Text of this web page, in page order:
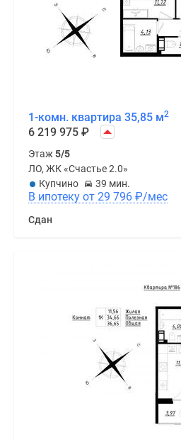
1-комн. квартира 35,85 м2
6 219 975 ₽
Этаж5/5
ЛО, ЖК «Счастье 2.0»
Купчино
39 мин.
В ипотеку от 29 796 ₽/мес
Сдан